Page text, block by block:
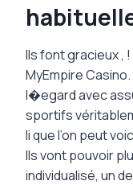
Ils font gracieux ,
MyEmpire
l�egard avec
sportifs
li que l’on peut
Ils vont pouvoir
individualisé, un